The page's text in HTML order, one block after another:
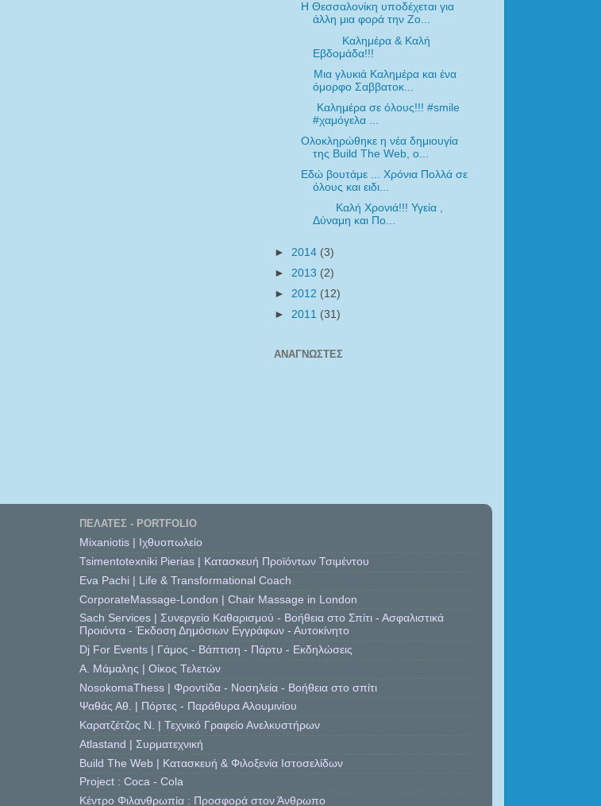
Η Θεσσαλονίκη υποδέχεται για
άλλη μια φορά την Zo...
Καλημέρα & Καλή
Εβδομάδα!!!
Μια γλυκιά Καλημέρα και ένα
όμορφο Σαββατοκ...
Καλημέρα σε όλους!!! ‪#‎smile‬
‪#‎χαμόγελα‬ ...
Ολοκληρώθηκε η νέα δημιουγία
της Build The Web, ο...
Εδώ βουτάμε ... Χρόνια Πολλά σε
όλους και ειδι...
Καλή Χρονιά!!! Υγεία ,
Δύναμη και Πο...
► 2014 (3)
► 2013 (2)
► 2012 (12)
► 2011 (31)
ΑΝΑΓΝΏΣΤΕΣ
ΠΕΛΆΤΕΣ - PORTFOLIO
Mixaniotis | Ιχθυοπωλείο
Tsimentotexniki Pierias | Κατασκευή Προϊόντων Τσιμέντου
Eva Pachi | Life & Transformational Coach
CorporateMassage-London | Chair Massage in London
Sach Services | Συνεργείο Καθαρισμού - Βοήθεια στο Σπίτι - Ασφαλιστικά
Προιόντα - Έκδοση Δημόσιων Εγγράφων - Αυτοκίνητο
Dj For Events | Γάμος - Βάπτιση - Πάρτυ - Εκδηλώσεις
A. Μάμαλης | Οίκος Τελετών
NosokomaThess | Φροντίδα - Νοσηλεία - Βοήθεια στο σπίτι
Ψαθάς Αθ. | Πόρτες - Παράθυρα Αλουμινίου
Καρατζέτζος Ν. | Τεχνικό Γραφείο Ανελκυστήρων
Atlastand | Συρματεχνική
Build The Web | Κατασκευή & Φιλοξενία Ιστοσελίδων
Project : Coca - Cola
Κέντρο Φιλανθρωπία : Προσφορά στον Άνθρωπο